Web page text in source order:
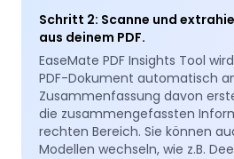
Schritt 2: Scanne und
aus deinem PDF.
EaseMate PDF Insights Tool
PDF-Dokument automatisch
Zusammenfassung davon
die zusammengefassten
rechten Bereich. Sie können
Modellen wechseln, wie z.B.